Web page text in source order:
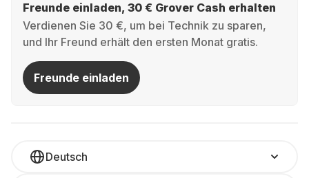
Freunde einladen, 30 € Grover Cash erhalten
Verdienen Sie 30 €, um bei Technik zu sparen,
und Ihr Freund erhält den ersten Monat gratis.
Freunde einladen
Deutsch